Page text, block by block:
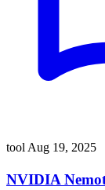
tool Aug 19, 2025
NVIDIA